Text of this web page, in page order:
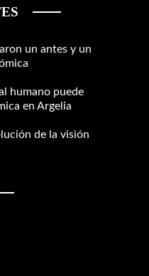
un antes y un
humano puede
en Argelia
de la visión